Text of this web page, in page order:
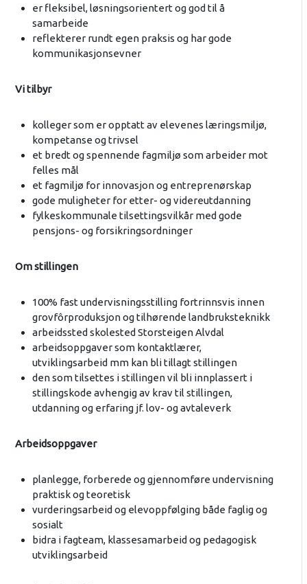
er fleksibel, løsningsorientert og god til å
samarbeide
reflekterer rundt egen praksis og har gode
kommunikasjonsevner
Vi tilbyr
kolleger som er opptatt av elevenes læringsmiljø,
kompetanse og trivsel
et bredt og spennende fagmiljø som arbeider mot
felles mål
et fagmiljø for innovasjon og entreprenørskap
gode muligheter for etter- og videreutdanning
fylkeskommunale tilsettingsvilkår med gode
pensjons- og forsikringsordninger
Om stillingen
100% fast undervisningsstilling fortrinnsvis innen
grovfôrproduksjon og tilhørende landbruksteknikk
arbeidssted skolested Storsteigen Alvdal
arbeidsoppgaver som kontaktlærer,
utviklingsarbeid mm kan bli tillagt stillingen
den som tilsettes i stillingen vil bli innplassert i
stillingskode avhengig av krav til stillingen,
utdanning og erfaring jf. lov- og avtaleverk
Arbeidsoppgaver
planlegge, forberede og gjennomføre undervisning
praktisk og teoretisk
vurderingsarbeid og elevoppfølging både faglig og
sosialt
bidra i fagteam, klassesamarbeid og pedagogisk
utviklingsarbeid